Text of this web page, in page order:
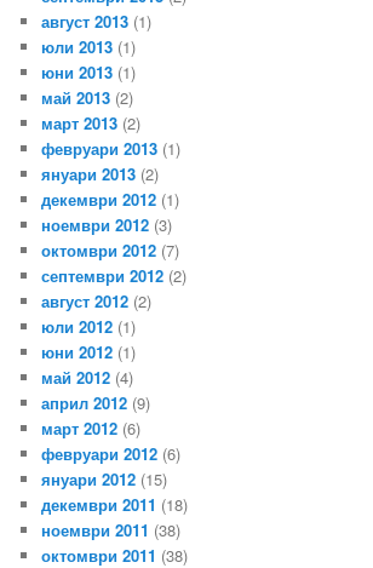
август 2013 (1)
юли 2013 (1)
юни 2013 (1)
май 2013 (2)
март 2013 (2)
февруари 2013 (1)
януари 2013 (2)
декември 2012 (1)
ноември 2012 (3)
октомври 2012 (7)
септември 2012 (2)
август 2012 (2)
юли 2012 (1)
юни 2012 (1)
май 2012 (4)
април 2012 (9)
март 2012 (6)
февруари 2012 (6)
януари 2012 (15)
декември 2011 (18)
ноември 2011 (38)
октомври 2011 (38)